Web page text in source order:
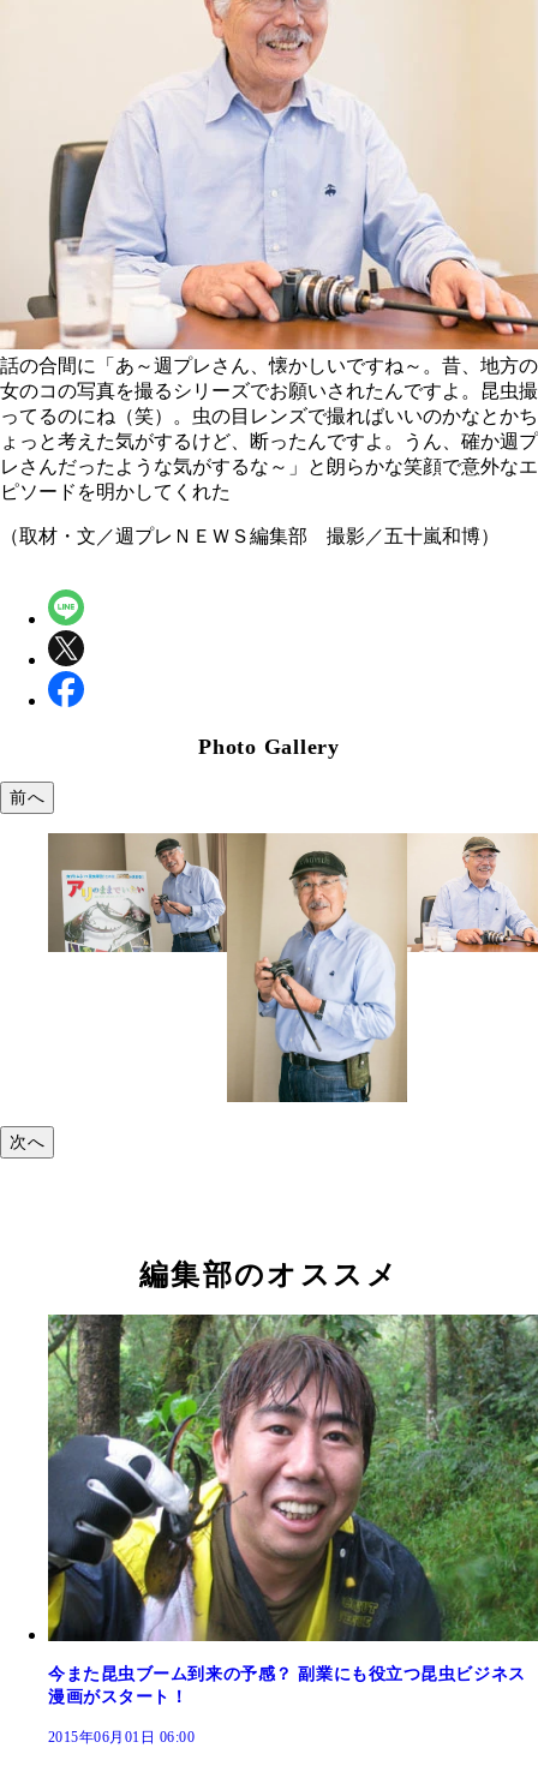
話の合間に「あ～週プレさん、懐かしいですね～。昔、地方の
女のコの写真を撮るシリーズでお願いされたんですよ。昆虫撮
ってるのにね（笑）。虫の目レンズで撮ればいいのかなとかち
ょっと考えた気がするけど、断ったんですよ。うん、確か週プ
レさんだったような気がするな～」と朗らかな笑顔で意外なエ
ピソードを明かしてくれた
（取材・文／週プレＮＥＷＳ編集部 撮影／五十嵐和博）
Photo Gallery
前へ
次へ
編集部のオススメ
今また昆虫ブーム到来の予感？ 副業にも役立つ昆虫ビジネス
漫画がスタート！
2015年06月01日 06:00